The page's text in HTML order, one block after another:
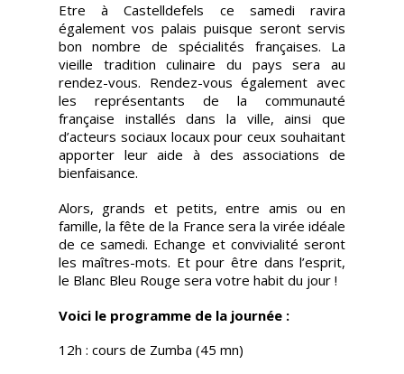
Etre à Castelldefels ce samedi ravira
également vos palais puisque seront servis
bon nombre de spécialités françaises. La
vieille tradition culinaire du pays sera au
rendez-vous. Rendez-vous également avec
les représentants de la communauté
française installés dans la ville, ainsi que
d’acteurs sociaux locaux pour ceux souhaitant
apporter leur aide à des associations de
bienfaisance.
Alors, grands et petits, entre amis ou en
famille, la fête de la France sera la virée idéale
de ce samedi. Echange et convivialité seront
les maîtres-mots. Et pour être dans l’esprit,
le Blanc Bleu Rouge sera votre habit du jour !
Voici le programme de la journée :
12h : cours de Zumba (45 mn)